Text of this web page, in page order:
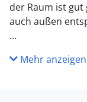
der Raum ist gut
auch außen
Jagdmuseum
Mehr anzeigen